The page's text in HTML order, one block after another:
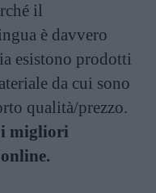
il
è davvero
esistono prodotti
da cui sono
qualità/prezzo.
migliori